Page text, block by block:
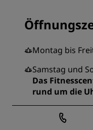
Montag bis
Samstag und
Das
rund um die